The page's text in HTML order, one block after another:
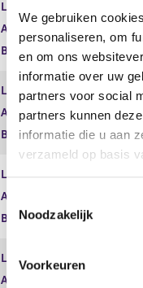
We gebruiken
personaliseren, om
en om ons
informatie over uw
partners voor social
partners kunnen
informatie die u aan
verzameld op basis
T
o
t
Noodzakelijk
Voorkeuren
Land
Activiteit
Begindatum
Land
Activiteit
Begindatum
Land
Activiteit
Begindatum
Land
Activiteit